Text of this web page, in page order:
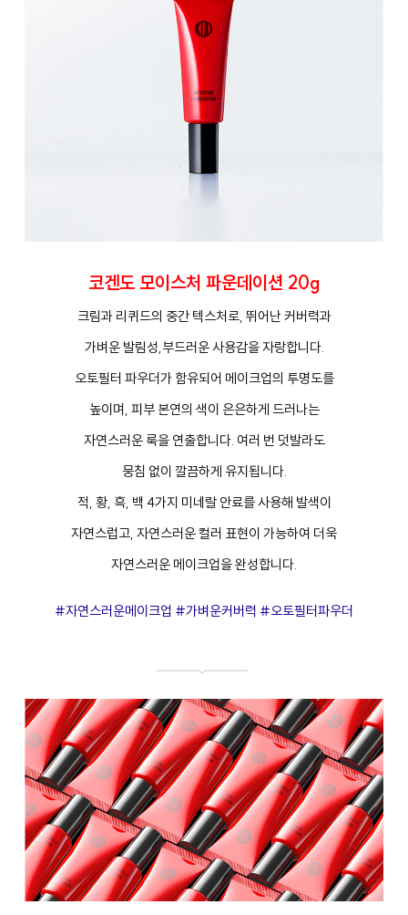
코겐도 모이스처 파운데이션 20g
크림과 리퀴드의 중간 텍스처로, 뛰어난 커버력과
가벼운 발림성,부드러운 사용감을 자랑합니다.
오토필터 파우더가 함유되어 메이크업의 투명도를
높이며, 피부 본연의 색이 은은하게 드러나는
자연스러운 룩을 연출합니다. 여러 번 덧발라도
뭉침 없이 깔끔하게 유지됩니다.
적, 황, 흑, 백 4가지 미네랄 안료를 사용해 발색이
자연스럽고, 자연스러운 컬러 표현이 가능하여 더욱
자연스러운 메이크업을 완성합니다.
#자연스러운메이크업 #가벼운커버력 #오토필터파우더